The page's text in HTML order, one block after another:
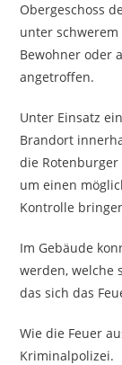
Obergeschoss
unter
Bewohner oder
angetroffen.
Unter Einsatz
Brandort
die
um einen
Kontrolle
Im Gebäude
werden, welche
das sich das
Wie die Feuer
Kriminalpolizei.